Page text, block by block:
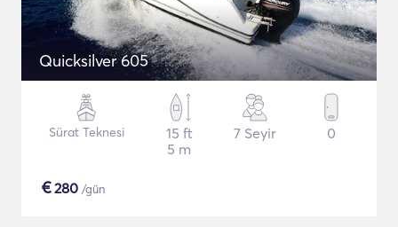
Quicksilver 605
Sürat Teknesi
15 ft
5 m
7 Seyir 0
€280 /gün